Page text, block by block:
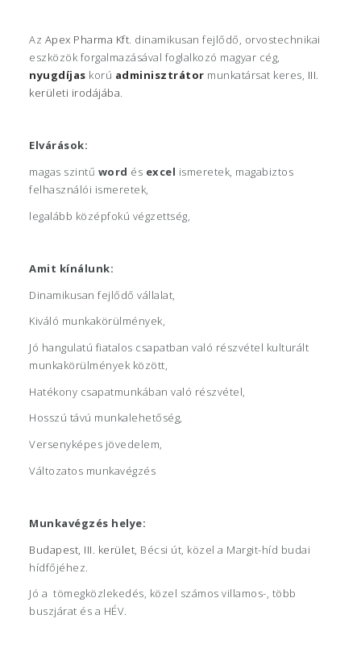
Az Apex Pharma Kft. dinamikusan fejlődő, orvostechnikai
eszközök forgalmazásával foglalkozó magyar cég,
nyugdíjas korú adminisztrátor munkatársat keres, III.
kerületi irodájába.
Elvárások:
magas szintű word és excel ismeretek, magabiztos
felhasználói ismeretek,
legalább középfokú végzettség,
Amit kínálunk:
Dinamikusan fejlődő vállalat,
Kiváló munkakörülmények,
Jó hangulatú fiatalos csapatban való részvétel kulturált
munkakörülmények között,
Hatékony csapatmunkában való részvétel,
Hosszú távú munkalehetőség,
Versenyképes jövedelem,
Változatos munkavégzés
Munkavégzés helye:
Budapest, III. kerület, Bécsi út, közel a Margit-híd budai
hídfőjéhez.
Jó a tömegközlekedés, közel számos villamos-, több
buszjárat és a HÉV.